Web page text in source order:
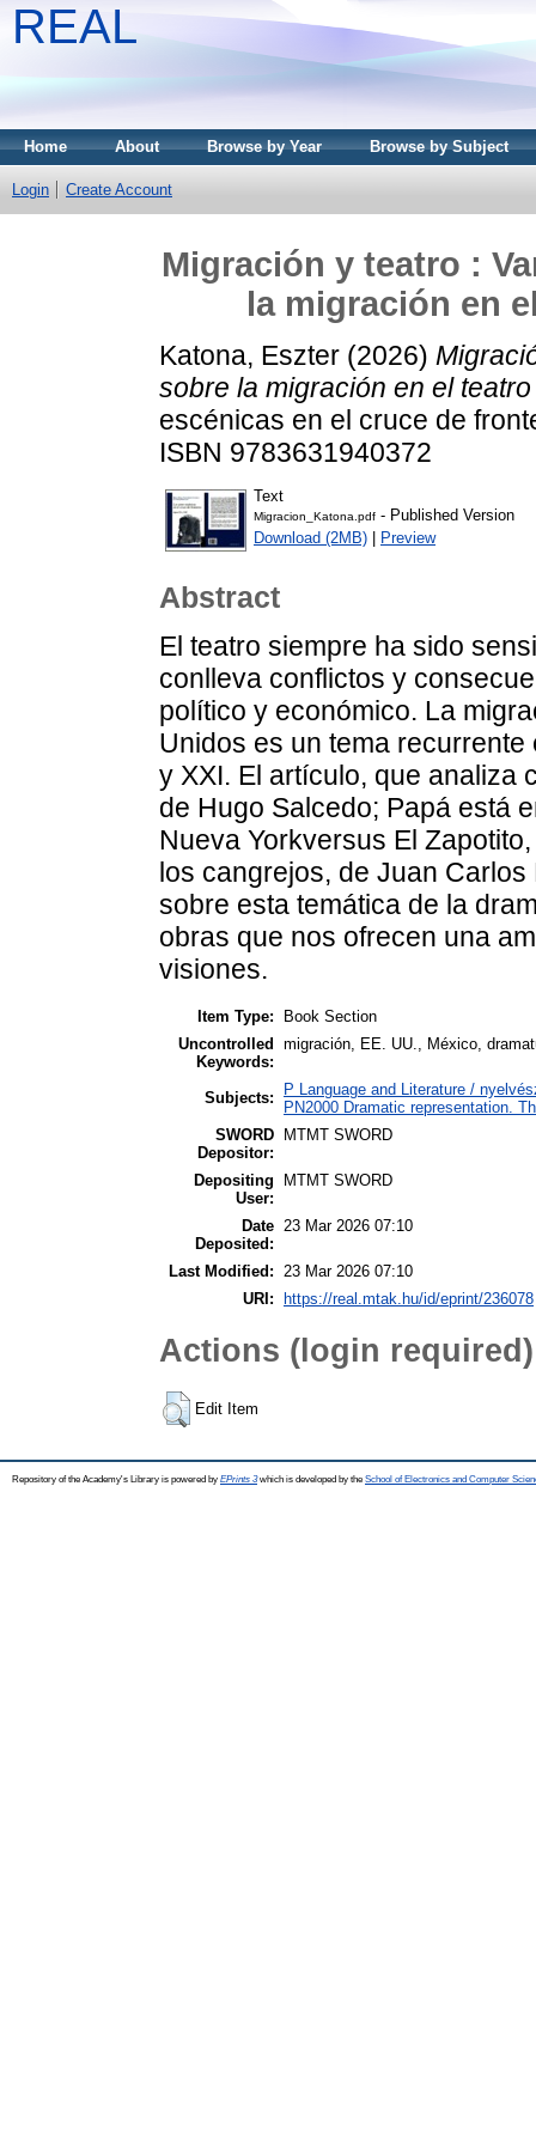
REAL
Home About Browse by Year Browse by Subject
Login Create Account
Migración y teatro :
la migración en
Katona, Eszter (2026)
sobre la migración en el
escénicas en el cruce de
ISBN 9783631940372
Text
Migracion_Katona.pdf - Published Version
Download (2MB)
Preview
Abstract
El teatro siempre ha sido
conlleva conflictos y
político y económico. La
Unidos es un tema
y XXI. El artículo, que analiza
de Hugo Salcedo; Papá está
Nueva Yorkversus El
los cangrejos, de Juan
sobre esta temática de la
obras que nos ofrecen una
visiones.
Item Type:
Book Section
Uncontrolled
Keywords:
migración, EE. UU., México,
Subjects:
P Language and Literature /
PN2000 Dramatic representation.
SWORD
Depositor:
MTMT SWORD
Depositing
User:
MTMT SWORD
Date
Deposited:
23 Mar 2026 07:10
Last Modified:
23 Mar 2026 07:10
URI: https://real.mtak.hu/id/eprint/236078
Actions (login required)
Edit Item
Repository of the Academy's Library is powered by EPrints 3which is developed by the School of Electronics and Computer